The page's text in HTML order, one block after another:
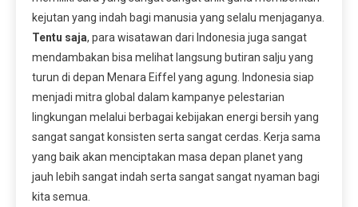
kejutan yang indah bagi manusia yang selalu menjaganya.
Tentu saja, para wisatawan dari Indonesia juga sangat
mendambakan bisa melihat langsung butiran salju yang
turun di depan Menara Eiffel yang agung. Indonesia siap
menjadi mitra global dalam kampanye pelestarian
lingkungan melalui berbagai kebijakan energi bersih yang
sangat sangat konsisten serta sangat cerdas. Kerja sama
yang baik akan menciptakan masa depan planet yang
jauh lebih sangat indah serta sangat sangat nyaman bagi
kita semua.